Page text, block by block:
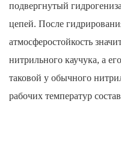
подвергнутый
цепей. После
атмосферостойкость
нитрильного каучука, а
таковой у обычного
рабочих температур